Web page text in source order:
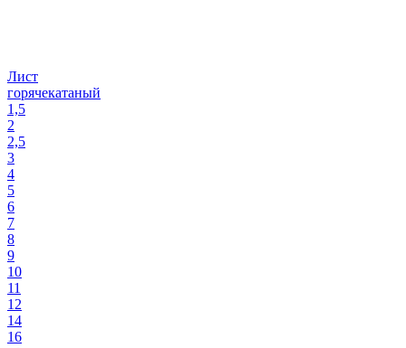
Лист
горячекатаный
1,5
2
2,5
3
4
5
6
7
8
9
10
11
12
14
16